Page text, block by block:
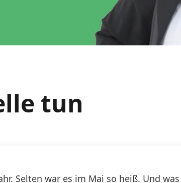
tun
Selten war es im Mai so heiß. Und